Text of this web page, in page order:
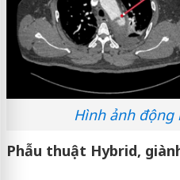
Hình ảnh động
Phẫu thuật Hybrid,